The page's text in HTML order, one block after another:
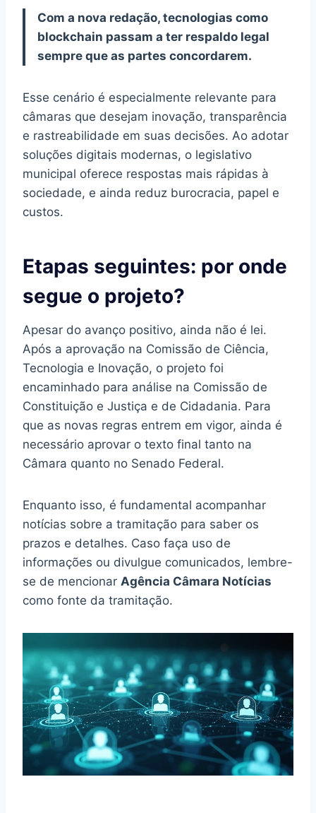
Com a nova redação, tecnologias como
blockchain passam a ter respaldo legal
sempre que as partes concordarem.
Esse cenário é especialmente relevante para
câmaras que desejam inovação, transparência
e rastreabilidade em suas decisões. Ao adotar
soluções digitais modernas, o legislativo
municipal oferece respostas mais rápidas à
sociedade, e ainda reduz burocracia, papel e
custos.
Etapas seguintes: por onde
segue o projeto?
Apesar do avanço positivo, ainda não é lei.
Após a aprovação na Comissão de Ciência,
Tecnologia e Inovação, o projeto foi
encaminhado para análise na Comissão de
Constituição e Justiça e de Cidadania. Para
que as novas regras entrem em vigor, ainda é
necessário aprovar o texto final tanto na
Câmara quanto no Senado Federal.
Enquanto isso, é fundamental acompanhar
notícias sobre a tramitação para saber os
prazos e detalhes. Caso faça uso de
informações ou divulgue comunicados, lembre-
se de mencionar Agência Câmara Notícias
como fonte da tramitação.